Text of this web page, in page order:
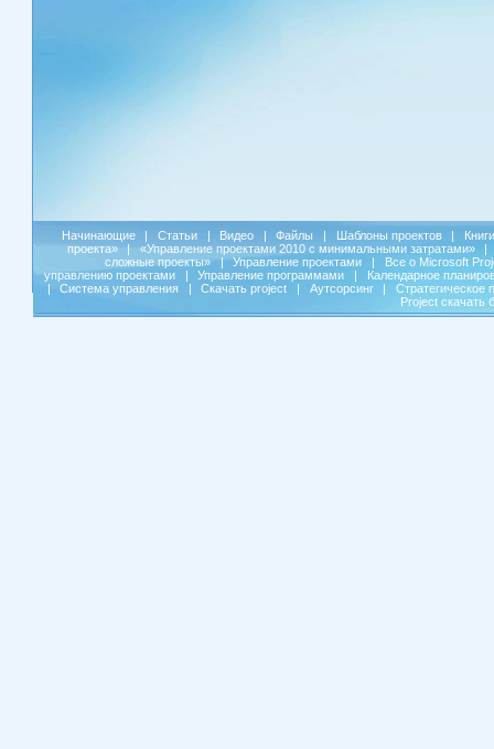
Начинающие | Статьи | Видео | Файлы | Шаблоны проектов |
Книги
проекта»
| «Управление проектами 2010 с минимальными затратами»
|
сложные проекты»
| Управление проектами |
Все о Microsoft
управлению проектами
| Управление программами |
Календарное
|
Система управления | Скачать project | Аутсорсинг |
Стратегическое
Project скачать